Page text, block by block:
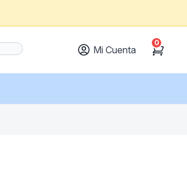
Mi Cuenta Cart
0